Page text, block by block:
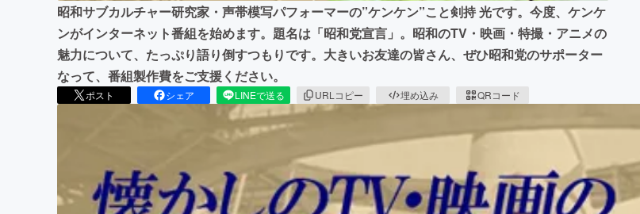
昭和サブカルチャー研究家・声帯模写パフォーマーの”ケンケン”こと剣持 光です。今度、ケンケ
ンがインターネット番組を始めます。題名は「昭和党宣言」。昭和のTV・映画・特撮・アニメの
魅力について、たっぷり語り倒すつもりです。大きいお友達の皆さん、ぜひ昭和党のサポーター
なって、番組製作費をご支援ください。
ポスト シェア LINEで送る URLコピー 埋め込み QRコード